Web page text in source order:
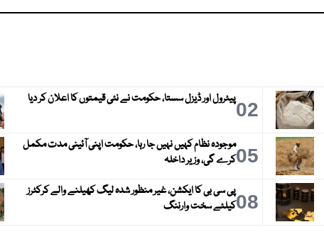
02پیٹرول اور ڈیزل سستا، حکومت نے نئی قیمتوں کا اعلان کر دیا
05موجودہ نظام کہیں نہیں جا رہا، حکومت اپنی آئینی مدت مکمل
کرے گی، وزیر داخلہ
08پی سی بی کا ایکشن، غیر منظور شدہ لیگ کھیلنے والے کرکٹرز
کیلئے سخت وارننگ